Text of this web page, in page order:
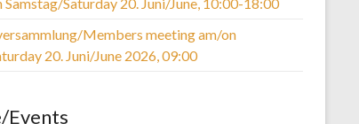
Members meeting am/on
20. Juni/June 2026, 09:00
Events